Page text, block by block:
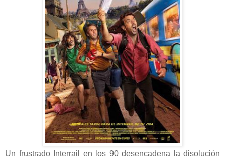
Un frustrado Interrail en los 90 desencadena la disolución